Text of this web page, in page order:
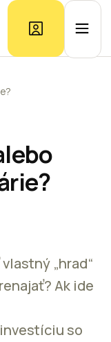
kancelárií
trhu
„hrad“
Ak ide
so